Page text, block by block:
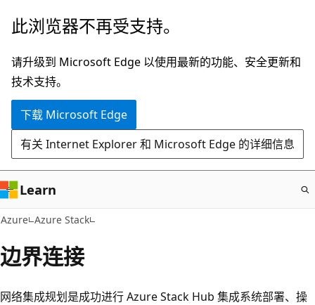
跳
主
要
内
此浏览器不再受支持。
请升级到 Microsoft Edge 以使用最新的功能、安全更新和
技术支持。
下载 Microsoft Edge
有关 Internet Explorer 和 Microsoft Edge 的详细信息
Learn
Azure Azure Stack
边界连接
网络集成规划是成功进行 Azure Stack Hub 集成系统部署、操